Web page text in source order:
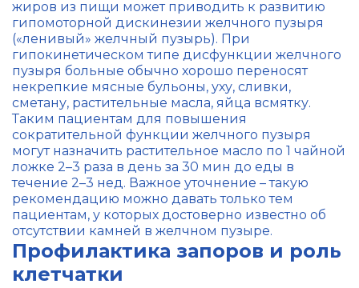
жиров из пищи может приводить к развитию
гипомоторной дискинезии желчного пузыря
(«ленивый» желчный пузырь). При
гипокинетическом типе дисфункции желчного
пузыря больные обычно хорошо переносят
некрепкие мясные бульоны, уху, сливки,
сметану, растительные масла, яйца всмятку.
Таким пациентам для повышения
сократительной функции желчного пузыря
могут назначить растительное масло по 1 чайной
ложке 2–3 раза в день за 30 мин до еды в
течение 2–3 нед. Важное уточнение – такую
рекомендацию можно давать только тем
пациентам, у которых достоверно известно об
отсутствии камней в желчном пузыре.
Профилактика запоров и роль
клетчатки